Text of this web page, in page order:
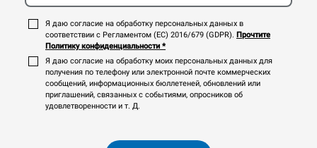
Я даю согласие на обработку персональных данных в
соответствии с Регламентом (ЕС) 2016/679 (GDPR). Прочтите
Политику конфиденциальности *
Я даю согласие на обработку моих персональных данных для
получения по телефону или электронной почте коммерческих
сообщений, информационных бюллетеней, обновлений или
приглашений, связанных с событиями, опросников об
удовлетворенности и т. Д.